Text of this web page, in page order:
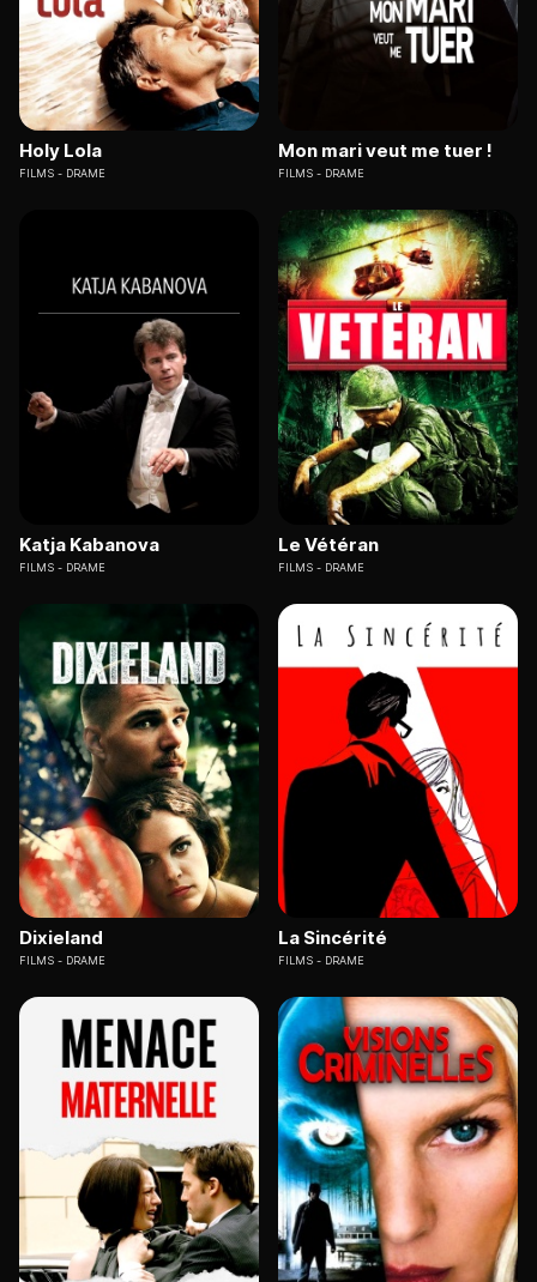
Holy Lola
FILMS DRAME
Mon mari veut me tuer !
FILMS DRAME
Katja Kabanova
FILMS DRAME
Le Vétéran
FILMS DRAME
Dixieland
FILMS DRAME
La Sincérité
FILMS DRAME